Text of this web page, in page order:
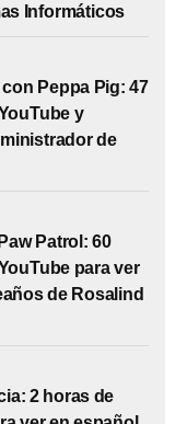
Informáticos
Peppa Pig: 47
y
de
Patrol: 60
para ver
de Rosalind
2 horas de